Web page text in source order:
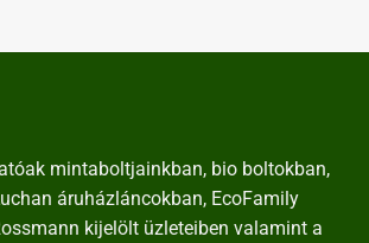
mintaboltjainkban, bio boltokban,
áruházláncokban, EcoFamily
kijelölt üzleteiben valamint a